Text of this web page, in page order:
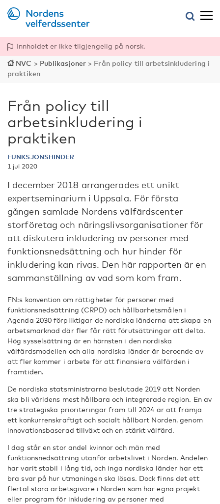
Innholdet er ikke tilgjengelig på norsk.
NVC > Publikasjoner > Från policy till arbetsinkludering i
praktiken
Från policy till
arbetsinkludering i
praktiken
FUNKSJONSHINDER
1 jul 2020
I december 2018 arrangerades ett unikt
expertseminarium i Uppsala. För första
gången samlade Nordens välfärdscenter
storföretag och näringslivsorganisationer för
att diskutera inkludering av personer med
funktionsnedsättning och hur hinder för
inkludering kan rivas. Den här rapporten är en
sammanställning av vad som kom fram.
FN:s konvention om rättigheter för personer med
funktionsnedsättning (CRPD) och hållbarhetsmålen i
Agenda 2030 förpliktigar de nordiska länderna att skapa en
arbetsmarknad där fler får rätt förutsättningar att delta.
Hög sysselsättning är en hörnsten i den nordiska
välfärdsmodellen och alla nordiska länder är beroende av
att fler kommer i arbete för att finansiera välfärden i
framtiden.
De nordiska statsministrarna beslutade 2019 att Norden
ska bli världens mest hållbara och integrerade region. En av
tre strategiska prioriteringar fram till 2024 är att främja
ett konkurrenskraftigt och socialt hållbart Norden, genom
innovationsbaserad tillväxt och en stärkt välfärd.
I dag står en stor andel kvinnor och män med
funktionsnedsättning utanför arbetslivet i Norden. Andelen
har varit stabil i lång tid, och inga nordiska länder har ett
bra svar på hur utmaningen ska lösas. Dock finns det ett
flertal stora arbetsgivare i Norden som har egna projekt
eller program för inkludering av personer med